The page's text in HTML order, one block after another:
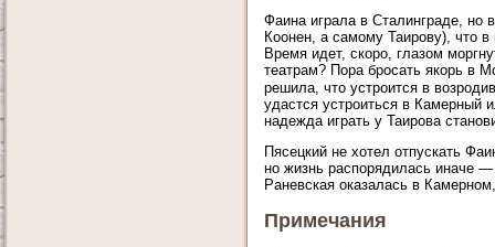
Фаина играла в Сталинграде, но
Коонен, а самому Таирову), что
Время идет, скоро, глазом
театрам? Пора бросать якорь в
решила, что устроится в
удастся устроиться в Камерный
надежда играть у Таирова
Пясецкий не хотел отпускать
но жизнь распорядилась иначе
Раневская оказалась в
Примечания